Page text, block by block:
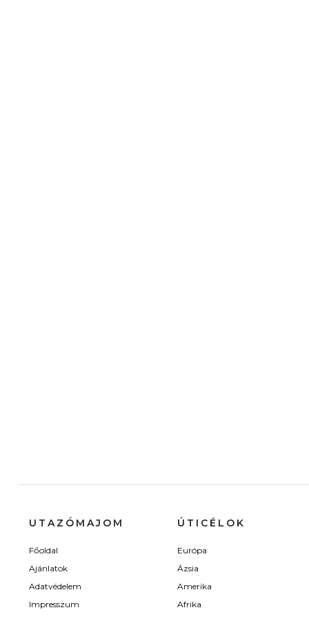
UTAZÓMAJOM
Főoldal
Ajánlatok
Adatvédelem
Impresszum
ÚTICÉLOK
Európa
Ázsia
Amerika
Afrika